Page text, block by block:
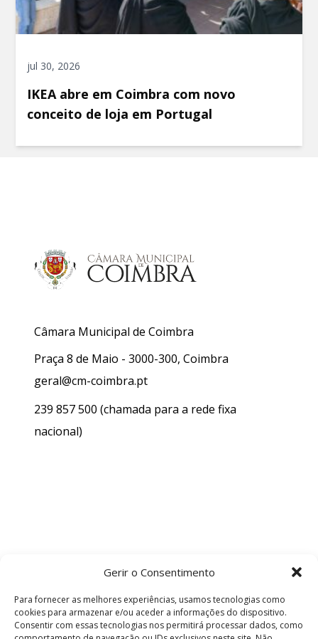
Gerir o Consentimento
Para fornecer as melhores experiências, usamos tecnologias como
cookies para armazenar e/ou aceder a informações do dispositivo.
Consentir com essas tecnologias nos permitirá processar dados, como
jul 30, 2026
IKEA abre em Coimbra com novo
conceito de loja em Portugal
Câmara Municipal de Coimbra
Praça 8 de Maio - 3000-300, Coimbra
geral@cm-coimbra.pt
239 857 500 (chamada para a rede fixa
nacional)